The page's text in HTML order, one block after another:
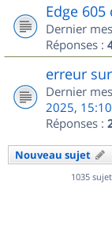
Edge
Dernier
Réponses :
erreur
Dernier
2025, 15:10
Réponses :
Nouveau sujet
1035